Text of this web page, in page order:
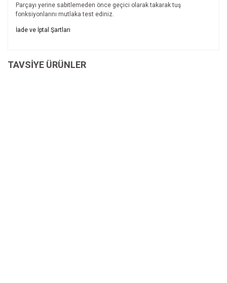
Parçayı yerine sabitlemeden önce geçici olarak takarak tuş
fonksiyonlarını mutlaka test ediniz.
Bu ürünün fiyat bilgisi, resim, ürün açıklamalarında ve diğer
Görüş ve önerileriniz için teşekkür ederiz.
İade ve İptal Şartları
TAVSİYE ÜRÜNLER